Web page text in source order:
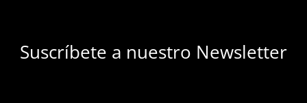
Suscríbete a nuestro Newsletter